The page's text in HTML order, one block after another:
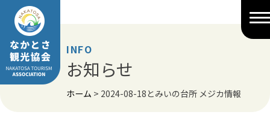
Skip
content
INFO
お知らせ
ホーム > 2024-08-18とみいの台所 メジカ情報